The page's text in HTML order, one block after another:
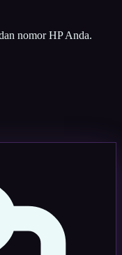
nomor HP Anda.